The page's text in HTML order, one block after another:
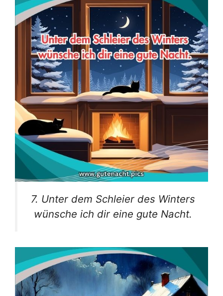
7. Unter dem Schleier des Winters
wünsche ich dir eine gute Nacht.